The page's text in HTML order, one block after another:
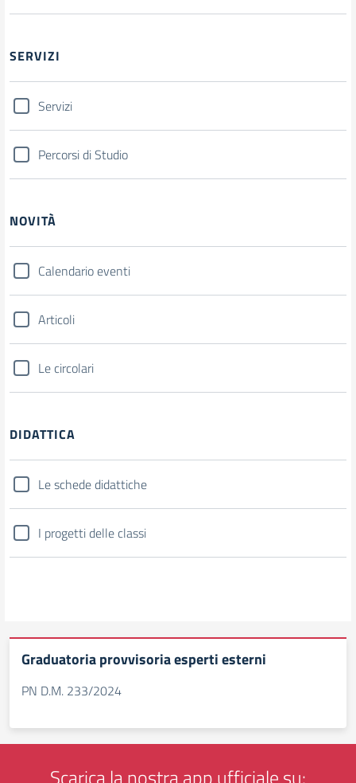
SERVIZI
Servizi
Percorsi di Studio
NOVITÀ
Calendario eventi
Articoli
Le circolari
DIDATTICA
Le schede didattiche
I progetti delle classi
Graduatoria provvisoria esperti esterni
PN D.M. 233/2024